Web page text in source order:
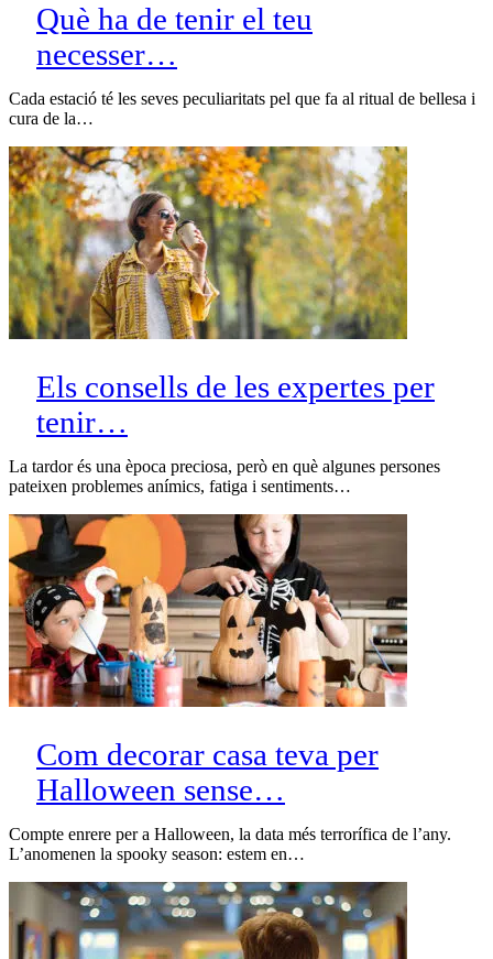
Què ha de tenir el teu
necesser…
Cada estació té les seves peculiaritats pel que fa al ritual de bellesa i
cura de la…
Els consells de les expertes per
tenir…
La tardor és una època preciosa, però en què algunes persones
pateixen problemes anímics, fatiga i sentiments…
Com decorar casa teva per
Halloween sense…
Compte enrere per a Halloween, la data més terrorífica de l’any.
L’anomenen la spooky season: estem en…